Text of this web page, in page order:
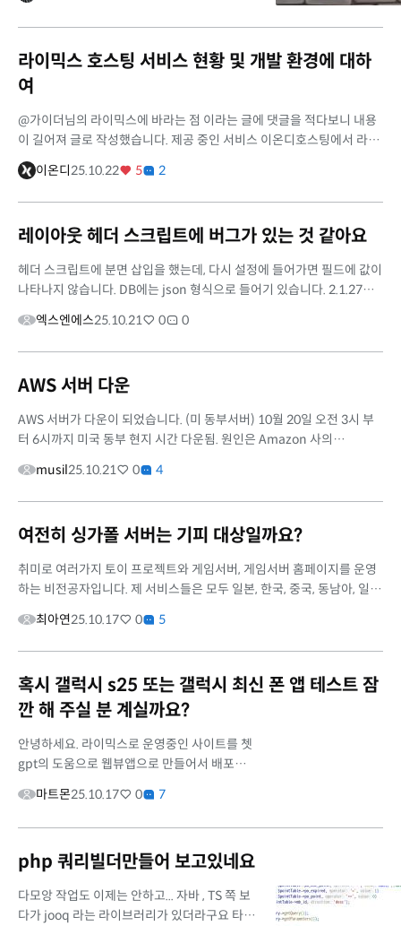
라이믹스 호스팅 서비스 현황 및 개발 환경에 대하
여
@가이더님의 라이믹스에 바라는 점 이라는 글에 댓글을 적다보니 내용
이 길어져 글로 작성했습니다. 제공 중인 서비스 이온디호스팅에서 라이
믹스 호스팅 서비스를 제공하고 있습니다. 서버 지식 없이도 시작할 수
있...
이온디25.10.22 5 2
레이아웃 헤더 스크립트에 버그가 있는 것 같아요
헤더 스크립트에 분면 삽입을 했는데, 다시 설정에 들어가면 필드에 값이
나타나지 않습니다. DB에는 json 형식으로 들어기 있습니다. 2.1.27로
엑스엔에스25.10.21 0 0
AWS 서버 다운
AWS 서버가 다운이 되었습니다. (미 동부서버) 10월 20일 오전 3시 부
터 6시까지 미국 동부 현지 시간 다운됨. 원인은 Amazon 사의
재 시간 11시 20 ...
musil25.10.21 0 4
여전히 싱가폴 서버는 기피 대상일까요?
취미로 여러가지 토이 프로젝트와 게임서버, 게임서버 홈페이지를 운영
하는 비전공자입니다. 제 서비스들은 모두 일본, 한국, 중국, 동남아, 일부
최아연25.10.17 0 5
혹시 갤럭시 s25 또는 갤럭시 최신 폰 앱 테스트 잠
깐 해 주실 분 계실까요?
안녕하세요. 라이믹스로 운영중인 사이트를 쳇
gpt의 도움으로 웹뷰앱으로 만들어서 배포중에
라 폰을 가지고 계신 분의 제보로 발견된 문제를
마트몬25.10.17 0 7
php 쿼리빌더만들어 보고있네요
다모앙 작업도 이제는 안하고... 자바 , TS 쪽 보
다가 jooq 라는 라이브러리가 있더라구요 타입